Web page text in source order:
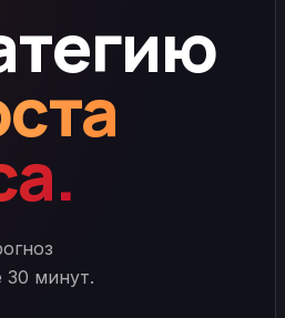
30 минут.